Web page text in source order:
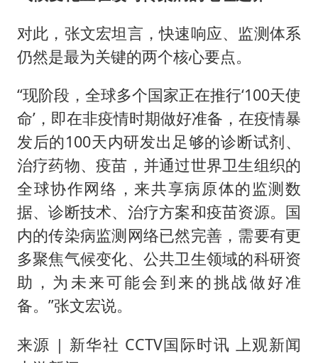
对此，张文宏坦言，快速响应、监测体系
仍然是最为关键的两个核心要点。
“现阶段，全球多个国家正在推行‘100天使
命’，即在非疫情时期做好准备，在疫情暴
发后的100天内研发出足够的诊断试剂、
治疗药物、疫苗，并通过世界卫生组织的
全球协作网络，来共享病原体的监测数
据、诊断技术、治疗方案和疫苗资源。国
内的传染病监测网络已然完善，需要有更
多聚焦气候变化、公共卫生领域的科研资
助，为未来可能会到来的挑战做好准
备。”张文宏说。
来源 | 新华社 CCTV国际时讯 上观新闻